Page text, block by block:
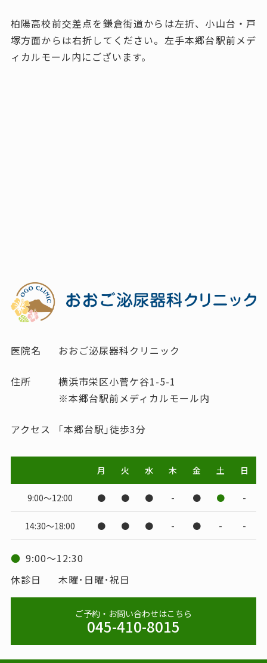
柏陽高校前交差点を鎌倉街道からは左折、小山台・戸
塚方面からは右折してください。左手本郷台駅前メデ
ィカルモール内にございます。
医院名 おおご泌尿器科クリニック
住所
横浜市栄区小菅ケ谷1-5-1
※本郷台駅前メディカルモール内
アクセス ｢本郷台駅｣徒歩3分
月 火 水 木 金 土 日
9:00～12:00 ● ● ● - ● ● -
14:30～18:00 ● ● ● - ● - -
● 9:00～12:30
休診日
木曜･日曜･祝日
ご予約・お問い合わせはこちら
045-410-8015